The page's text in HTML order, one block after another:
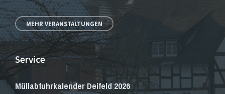
MEHR VERANSTALTUNGEN
Service
Müllabfuhrkalender Deifeld 2026